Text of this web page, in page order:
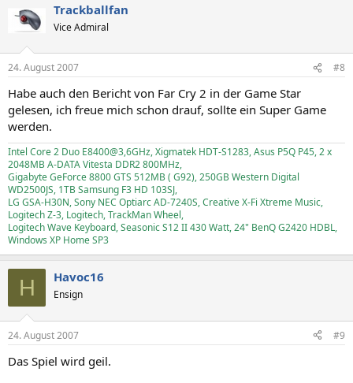
Trackballfan
Vice Admiral
24. August 2007 #8
Habe auch den Bericht von Far Cry 2 in der Game Star
gelesen, ich freue mich schon drauf, sollte ein Super Game
werden.
Intel Core 2 Duo E8400@3,6GHz, Xigmatek HDT-S1283, Asus P5Q P45, 2 x
2048MB A-DATA Vitesta DDR2 800MHz,
Gigabyte GeForce 8800 GTS 512MB ( G92), 250GB Western Digital
WD2500JS, 1TB Samsung F3 HD 103SJ,
LG GSA-H30N, Sony NEC Optiarc AD-7240S, Creative X-Fi Xtreme Music,
Logitech Z-3, Logitech, TrackMan Wheel,
Logitech Wave Keyboard, Seasonic S12 II 430 Watt, 24" BenQ G2420 HDBL,
Windows XP Home SP3
H Havoc16
Ensign
24. August 2007 #9
Das Spiel wird geil.